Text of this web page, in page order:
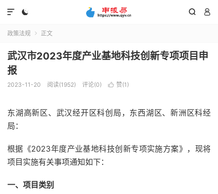
  

政策法规  正文
武汉市2023年度产业基地科技创新专项项目申
报
2023-11-20 阅读(1952) 评论(0)  赞(1 )
东湖高新区、武汉经开区科创局，东西湖区、新洲区科经
局：
根据《2023年度产业基地科技创新专项实施方案》，现将
项目实施有关事项通知如下：
一、项目类别